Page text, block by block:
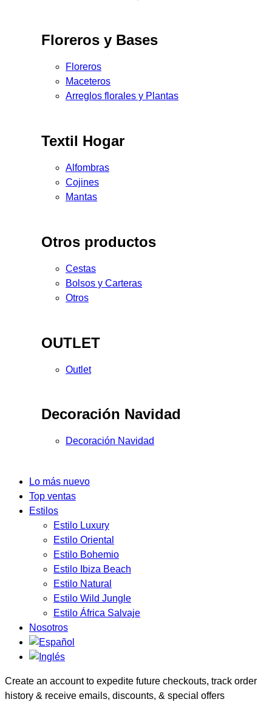
Floreros y Bases
Floreros
Maceteros
Arreglos florales y Plantas
Textil Hogar
Alfombras
Cojines
Mantas
Otros productos
Cestas
Bolsos y Carteras
Otros
OUTLET
Outlet
Decoración Navidad
Decoración Navidad
Lo más nuevo
Top ventas
Estilos
Estilo Luxury
Estilo Oriental
Estilo Bohemio
Estilo Ibiza Beach
Estilo Natural
Estilo Wild Jungle
Estilo África Salvaje
Nosotros
Create an account to expedite future checkouts, track order
history & receive emails, discounts, & special offers